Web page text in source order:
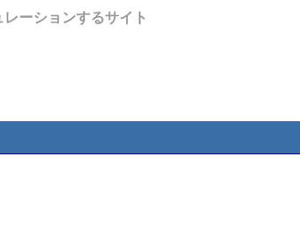
ーションするサイト